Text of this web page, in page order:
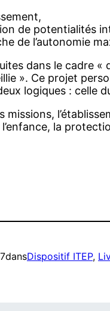
de potentialités
de l’autonomie
dans le cadre «
». Ce projet
logiques : celle
missions,
l’enfance, la
dansDispositif ITEP,